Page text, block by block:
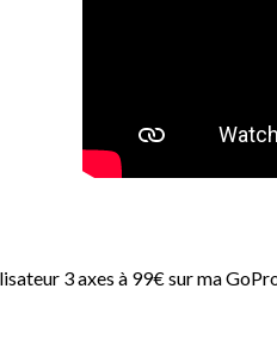
3 axes à 99€ sur ma